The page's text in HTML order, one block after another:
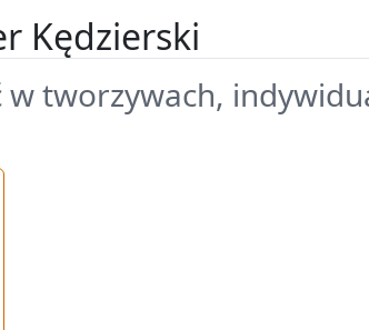
Kędzierski
w tworzywach,